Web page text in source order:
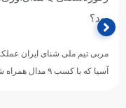
بود؟
مربی تیم ملی شنای ایران
آسیا که با کسب ۹ مدال همراه شد…